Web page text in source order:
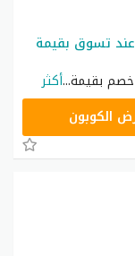
خصم شي ان خصم اضافي 30% عند تسوق بقيمة
بقيمة...أكثر
الكوبون